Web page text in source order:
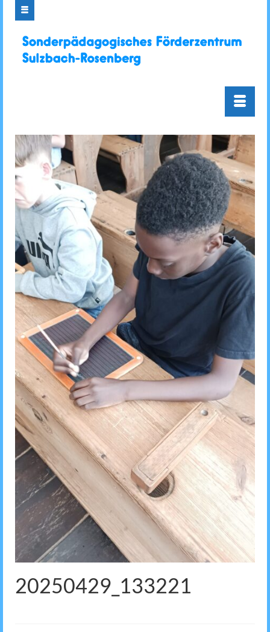
20250429_133221